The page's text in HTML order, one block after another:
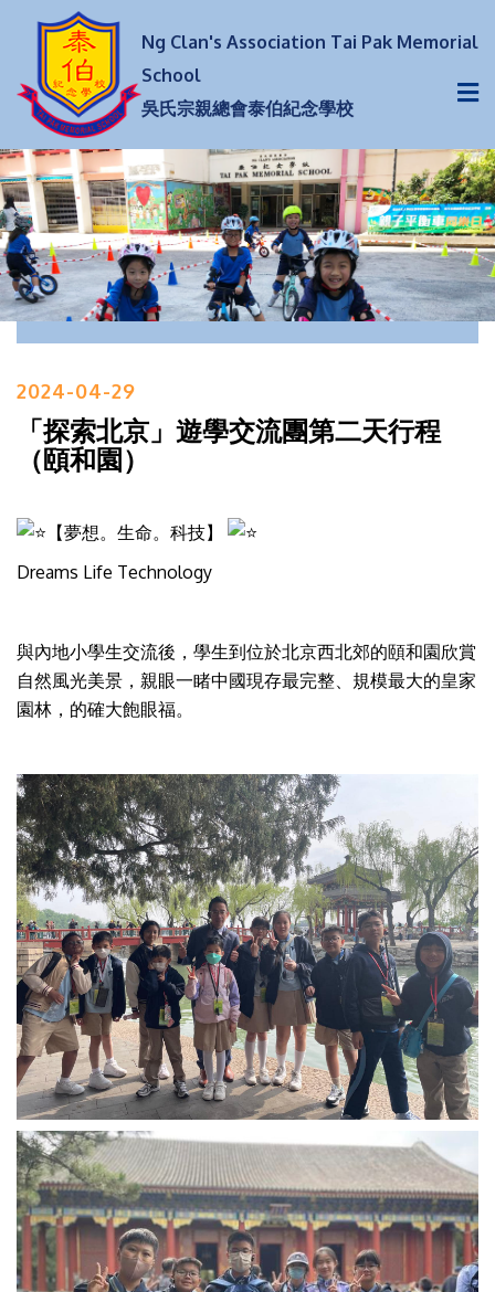
Ng Clan's Association Tai Pak Memorial
School
吳氏宗親總會泰伯紀念學校
2024-04-29
「探索北京」遊學交流團第二天行程
（頤和園）
【夢想。生命。科技】
Dreams Life Technology
與內地小學生交流後，學生到位於北京西北郊的頤和園欣賞
自然風光美景，親眼一睹中國現存最完整、規模最大的皇家
園林，的確大飽眼福。